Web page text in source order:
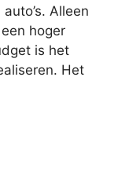
Alleen
hoger
is het
Het